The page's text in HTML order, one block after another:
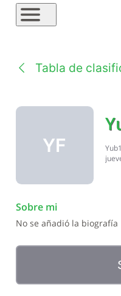
Tabla de
YF
Sobre mi
No se añadió la biografía